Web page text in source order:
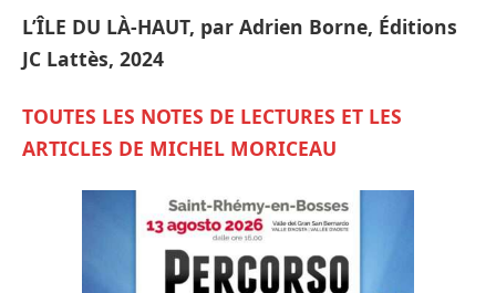
L’ÎLE DU LÀ-HAUT, par Adrien Borne, Éditions
JC Lattès, 2024
TOUTES LES NOTES DE LECTURES ET LES
ARTICLES DE MICHEL MORICEAU